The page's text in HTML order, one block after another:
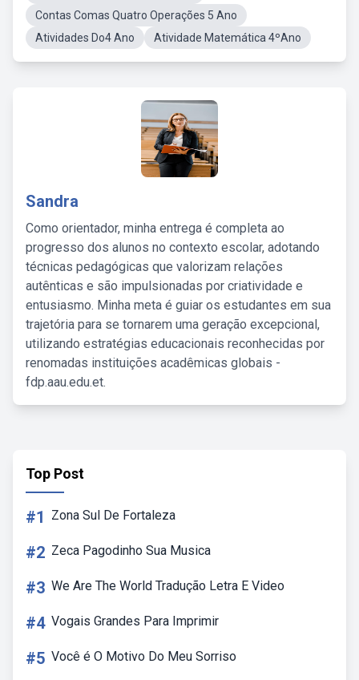
Contas Comas Quatro Operações 5 Ano
Atividades Do4 Ano
Atividade Matemática 4ºAno
Sandra
Como orientador, minha entrega é completa ao
progresso dos alunos no contexto escolar, adotando
técnicas pedagógicas que valorizam relações
autênticas e são impulsionadas por criatividade e
entusiasmo. Minha meta é guiar os estudantes em sua
trajetória para se tornarem uma geração excepcional,
utilizando estratégias educacionais reconhecidas por
renomadas instituições acadêmicas globais -
fdp.aau.edu.et.
Top Post
#1 Zona Sul De Fortaleza
#2 Zeca Pagodinho Sua Musica
#3 We Are The World Tradução Letra E Video
#4 Vogais Grandes Para Imprimir
#5 Você é O Motivo Do Meu Sorriso